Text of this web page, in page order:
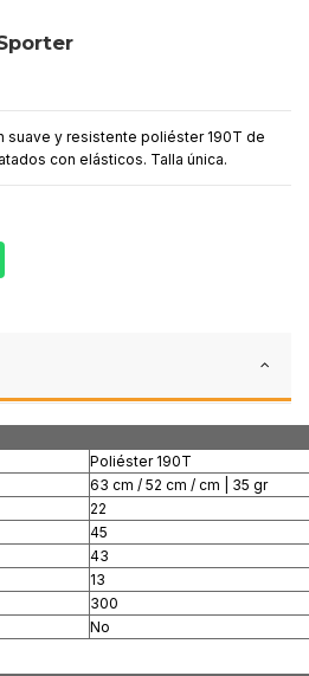
suave y resistente poliéster 190T de
con elásticos. Talla única.
Poliéster 190T
63 cm / 52 cm / cm | 35 gr
22
45
43
13
300
No